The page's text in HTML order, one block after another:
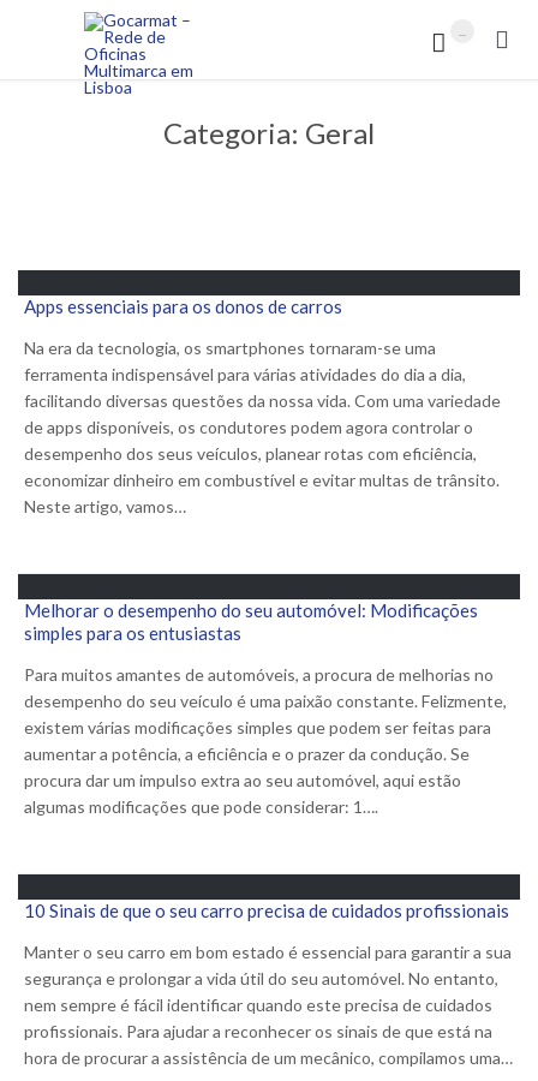
 
Categoria: Geral
Apps essenciais para os donos de carros
Na era da tecnologia, os smartphones tornaram-se uma
ferramenta indispensável para várias atividades do dia a dia,
facilitando diversas questões da nossa vida. Com uma variedade
de apps disponíveis, os condutores podem agora controlar o
desempenho dos seus veículos, planear rotas com eficiência,
economizar dinheiro em combustível e evitar multas de trânsito.
Neste artigo, vamos…
Melhorar o desempenho do seu automóvel: Modificações
simples para os entusiastas
Para muitos amantes de automóveis, a procura de melhorias no
desempenho do seu veículo é uma paixão constante. Felizmente,
existem várias modificações simples que podem ser feitas para
aumentar a potência, a eficiência e o prazer da condução. Se
procura dar um impulso extra ao seu automóvel, aqui estão
algumas modificações que pode considerar: 1….
10 Sinais de que o seu carro precisa de cuidados profissionais
Manter o seu carro em bom estado é essencial para garantir a sua
segurança e prolongar a vida útil do seu automóvel. No entanto,
nem sempre é fácil identificar quando este precisa de cuidados
profissionais. Para ajudar a reconhecer os sinais de que está na
hora de procurar a assistência de um mecânico, compilamos uma…